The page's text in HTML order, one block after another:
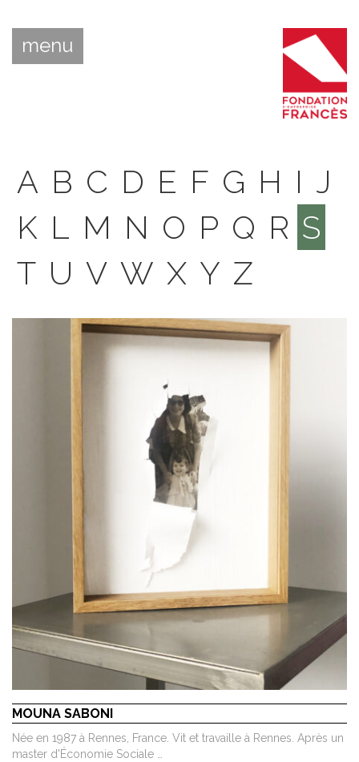
menu
A B C D E F G H I J
K L M N O P Q R S
T U V W X Y Z
MOUNA SABONI
Née en 1987 à Rennes, France. Vit et travaille à Rennes. Après un
master d'Économie Sociale …